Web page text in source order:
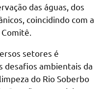
das águas, dos
coincidindo com a
setores é
desafios ambientais da
do Rio Soberbo